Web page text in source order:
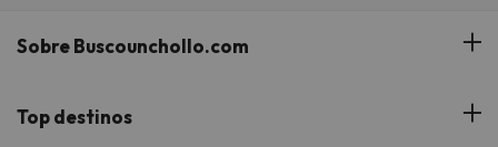
Sobre Buscounchollo.com
¿Quiénes somos?
Top destinos